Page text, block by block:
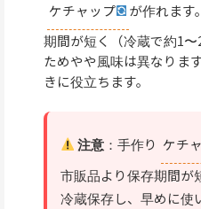
ケチャップ
が作れます
期間が短く（冷蔵で約1
ためやや風味は異なりま
きに役立ちます。
注意 ：手作り ケチ
市販品より保存期間が
冷蔵保存し、早めに使